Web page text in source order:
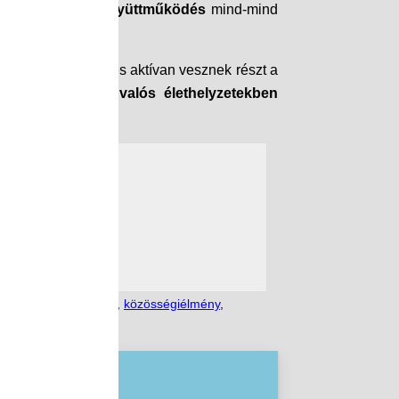
a közösségi együttműködésmind-mind
milyen bátran és aktívan vesznek részt a
hogy a tanulókvalós élethelyzetekben
közösségiélmény,